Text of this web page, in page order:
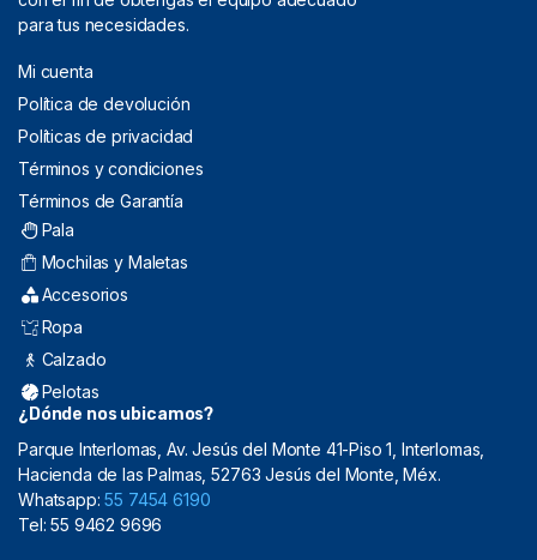
para tus necesidades.
Mi cuenta
Política de devolución
Políticas de privacidad
Términos y condiciones
Términos de Garantía
Pala
Mochilas y Maletas
Accesorios
Ropa
Calzado
Pelotas
¿Dónde nos ubicamos?
Parque Interlomas, Av. Jesús del Monte 41-Piso 1, Interlomas,
Hacienda de las Palmas, 52763 Jesús del Monte, Méx.
Whatsapp:55 7454 6190
Tel: 55 9462 9696